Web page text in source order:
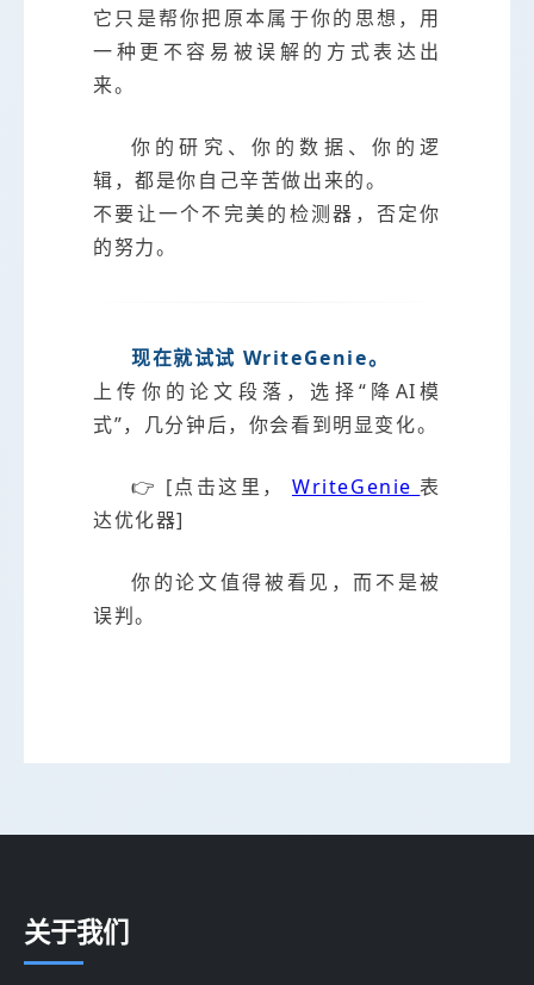
它只是帮你把原本属于你的思想，用
一种更不容易被误解的方式表达出
来。
你的研究、你的数据、你的逻
辑，都是你自己辛苦做出来的。
不要让一个不完美的检测器，否定你
的努力。
现在就试试 WriteGenie。
上传你的论文段落，选择“降AI模
式”，几分钟后，你会看到明显变化。
👉 [点击这里， WriteGenie表
达优化器]
你的论文值得被看见，而不是被
误判。
关于我们